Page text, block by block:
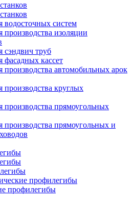
водосточных систем
изоляции
сэндвич труб
фасадных кассет
производства автомобильных арок
производства круглых
производства прямоугольных
производства прямоугольных и
профилегибы
профилегибы